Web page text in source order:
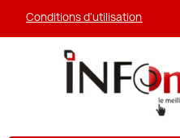
Conditions d'utilisation